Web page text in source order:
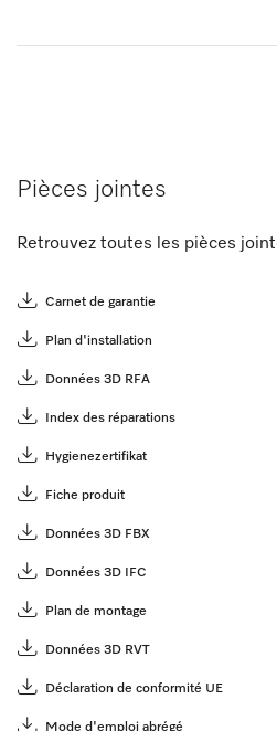
Pièces jointes
Retrouvez toutes les pièces
Carnet de garantie
Plan d'installation
Données 3D RFA
Index des réparations
Hygienezertifikat
Fiche produit
Données 3D FBX
Données 3D IFC
Plan de montage
Données 3D RVT
Déclaration de conformité UE
Mode d'emploi abrégé